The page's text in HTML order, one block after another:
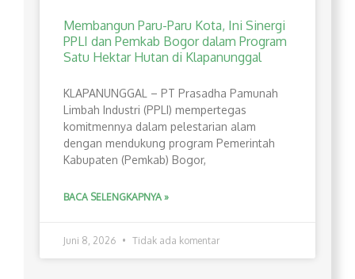
Membangun Paru-Paru Kota, Ini Sinergi
PPLI dan Pemkab Bogor dalam Program
Satu Hektar Hutan di Klapanunggal
​KLAPANUNGGAL – PT Prasadha Pamunah
Limbah Industri (PPLI) mempertegas
komitmennya dalam pelestarian alam
dengan mendukung program Pemerintah
Kabupaten (Pemkab) Bogor,
BACA SELENGKAPNYA »
Juni 8, 2026 Tidak ada komentar